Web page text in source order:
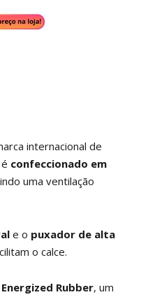
internacional de
confeccionado em
uma ventilação
e o puxador de alta
o calce.
Rubber, um